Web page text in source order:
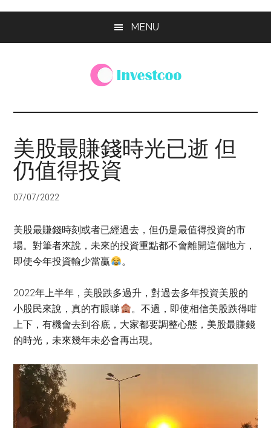
MENU
Investcoo
個
活
化
的
投
網
站
美股最賺錢時光已逝 但
仍值得投資
07/07/2022
美股最賺錢時刻或者已經過去，但仍是最值得投資的市
場。對筆者來說，未來的投資重點都不會離開這個地方，
即使今年投資輸少當贏
。
2022年上半年，美股跌多過升，對過去多年投資美股的
小股民來說，真的冇眼睇
。不過，即使相信美股跌得咁
上下，有機會去到谷底，大家都要調整心態，美股最賺錢
的時光，未來幾年未必會再出現。